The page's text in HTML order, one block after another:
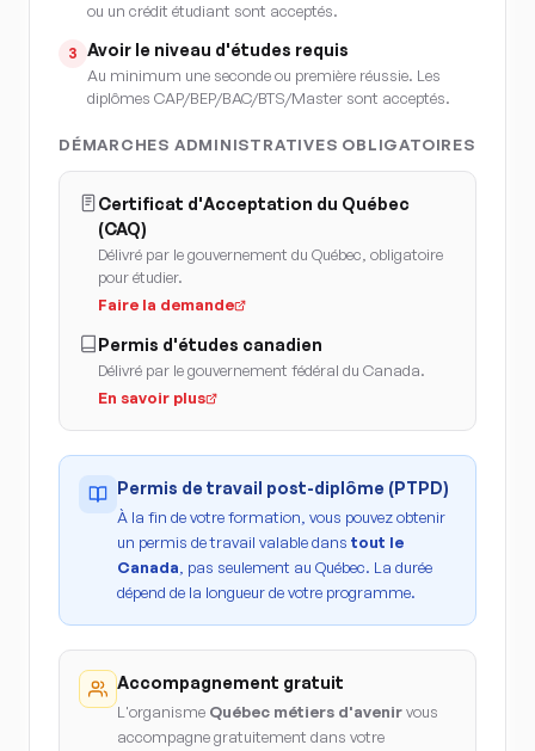
ou un crédit étudiant sont acceptés.
3 Avoir le niveau d'études requis
Au minimum une seconde ou première réussie. Les
diplômes CAP/BEP/BAC/BTS/Master sont acceptés.
DÉMARCHES ADMINISTRATIVES OBLIGATOIRES
Certificat d'Acceptation du Québec
(CAQ)
Délivré par le gouvernement du Québec, obligatoire
pour étudier.
Faire la demande
Permis d'études canadien
Délivré par le gouvernement fédéral du Canada.
En savoir plus
Permis de travail post-diplôme (PTPD)
À la fin de votre formation, vous pouvez obtenir
un permis de travail valable dans tout le
Canada , pas seulement au Québec. La durée
dépend de la longueur de votre programme.
Accompagnement gratuit
L'organisme Québec métiers d'avenirvous
accompagne gratuitement dans votre